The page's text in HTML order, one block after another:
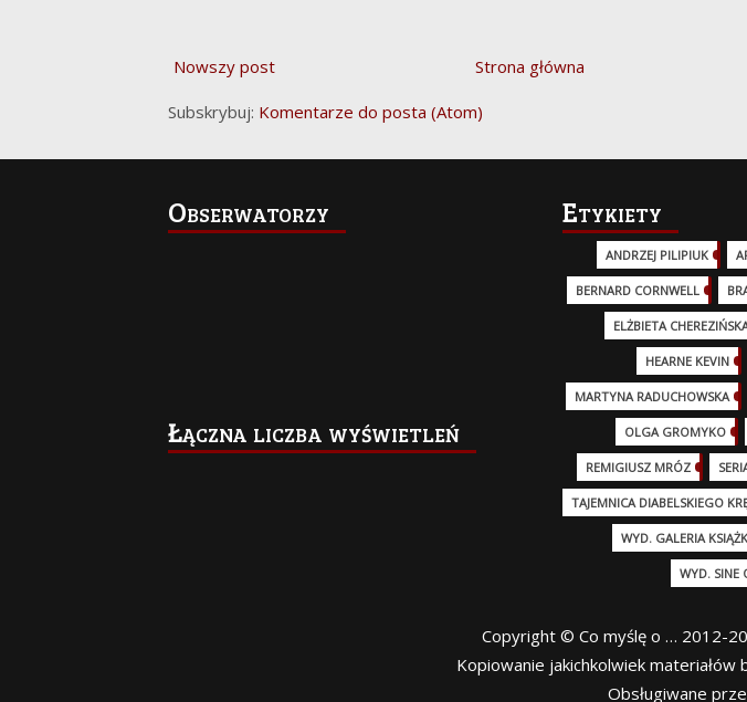
Nowszy post Strona główna
Subskrybuj: Komentarze do posta (Atom)
Obserwatorzy
Łączna liczba wyświetleń
Etykiety
ANDRZEJ PILIPIUK (29)
BERNARD CORNWELL
ELŻBIETA
HEARNE KEVIN
MARTYNA RADUCHOWSKA
OLGA GROMYKO
REMIGIUSZ MRÓZ
TAJEMNICA DIABELSKIEGO
WYD. GALERIA
WYD. SINE
Copyright © Co myślę o … 2012-
Kopiowanie jakichkolwiek
Obsługiwane